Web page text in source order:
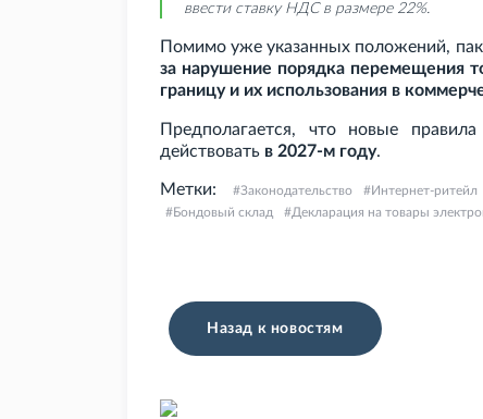
ввести ставку НДС в размере 22%.
Помимо уже указанных положений,
за нарушение порядка перемещения
границу и их использования в
Предполагается, что новые
действовать в 2027-м году.
Метки: Законодательство Интернет-ритейл
Бондовый склад
Декларация на товары
Назад к новостям